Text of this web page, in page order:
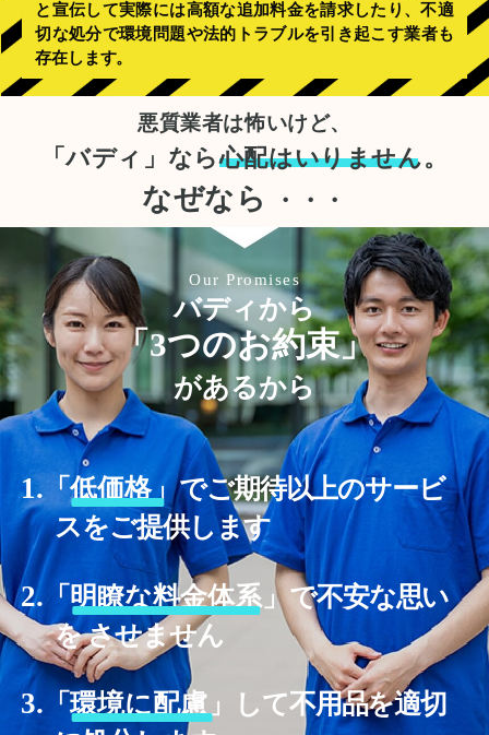
と宣伝して実際には高額な追加料金を請求したり、不適
切な処分で環境問題や法的トラブルを引き起こす業者も
存在します。
悪質業者は怖いけど、
「バディ」なら心配はいりません。
なぜなら ・・・
Our Promises
バディから
「3つのお約束」
があるから
1. 「低価格」でご期待以上のサービ
スをご提供します
2. 「 明瞭な料金体系」で不安な思い
を させません
3. 「環境に配慮」
して不用品を適切